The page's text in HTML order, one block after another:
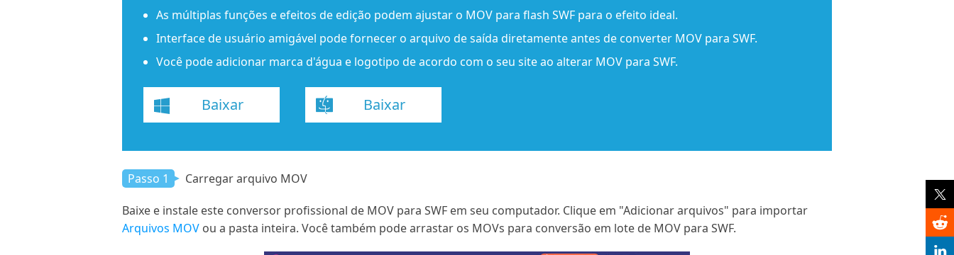
As múltiplas funções e efeitos de edição podem ajustar o MOV para flash SWF para o efeito ideal.
Interface de usuário amigável pode fornecer o arquivo de saída diretamente antes de converter MOV para SWF.
Você pode adicionar marca d'água e logotipo de acordo com o seu site ao alterar MOV para SWF.
Baixar Baixar
Passo 1 Carregar arquivo MOV
Baixe e instale este conversor profissional de MOV para SWF em seu computador. Clique em "Adicionar arquivos" para importar
Arquivos MOV ou a pasta inteira. Você também pode arrastar os MOVs para conversão em lote de MOV para SWF.